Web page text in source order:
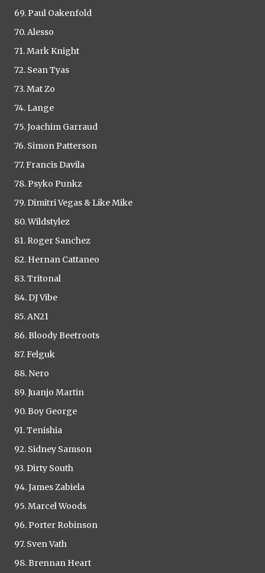
69. Paul Oakenfold
70. Alesso
71. Mark Knight
72. Sean Tyas
73. Mat Zo
74. Lange
75. Joachim Garraud
76. Simon Patterson
77. Francis Davila
78. Psyko Punkz
79. Dimitri Vegas & Like Mike
80. Wildstylez
81. Roger Sanchez
82. Hernan Cattaneo
83. Tritonal
84. DJ Vibe
85. AN21
86. Bloody Beetroots
87. Felguk
88. Nero
89. Juanjo Martin
90. Boy George
91. Tenishia
92. Sidney Samson
93. Dirty South
94. James Zabiela
95. Marcel Woods
96. Porter Robinson
97. Sven Vath
98. Brennan Heart